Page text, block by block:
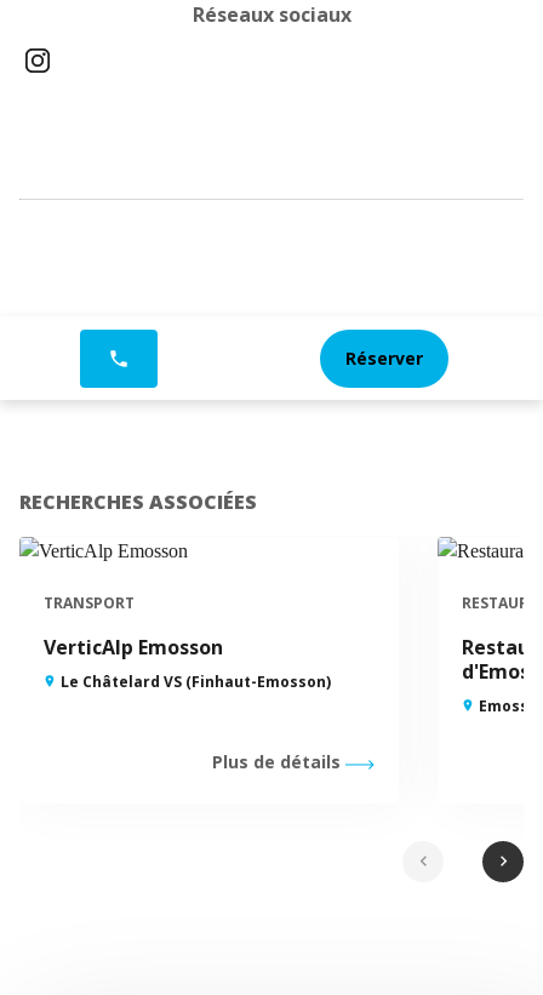
Réseaux sociaux
Réserver
phone
RECHERCHES ASSOCIÉES
TRANSPORT
VerticAlp Emosson
Le Châtelard VS (Finhaut-Emosson)
Plus de détails
chevron_left chevron_right